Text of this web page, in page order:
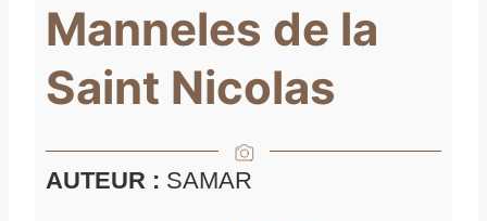
Manneles de la
Saint Nicolas
AUTEUR : SAMAR